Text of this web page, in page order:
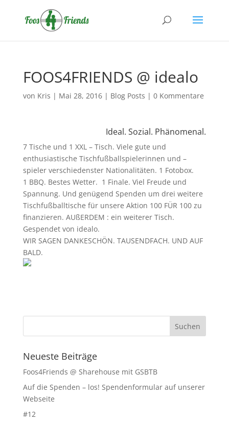
FOOS4FRIENDS @ idealo
von Kris | Mai 28, 2016| Blog Posts | 0 Kommentare
Ideal. Sozial. Phänomenal.
7 Tische und 1 XXL – Tisch. Viele gute und
enthusiastische Tischfußballspielerinnen und –
spieler verschiedenster Nationalitäten. 1 Fotobox.
1 BBQ. Bestes Wetter. 1 Finale. Viel Freude und
Spannung. Und genügend Spenden um drei weitere
Tischfußballtische für unsere Aktion 100 FÜR 100 zu
finanzieren. AUßERDEM : ein weiterer Tisch.
Gespendet von idealo.
WIR SAGEN DANKESCHÖN. TAUSENDFACH. UND AUF
BALD.
Neueste Beiträge
Foos4Friends @ Sharehouse mit GSBTB
Auf die Spenden – los! Spendenformular auf unserer
Webseite
#12